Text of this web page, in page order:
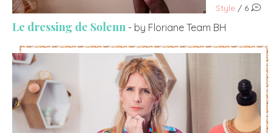
Style / 6
Le dressing de Solenn - by Floriane Team BH